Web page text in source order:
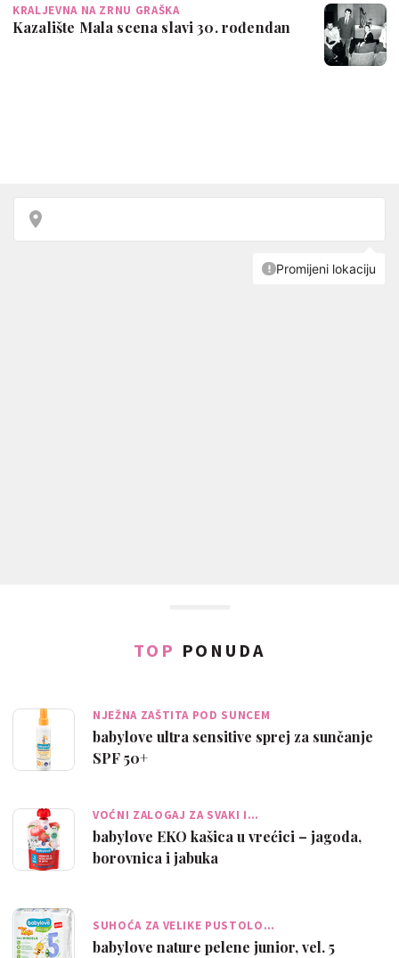
KRALJEVNA NA ZRNU GRAŠKA
Kazalište Mala scena slavi 30. rođendan
TOP PONUDA
NJEŽNA ZAŠTITA POD SUNCEM
babylove ultra sensitive sprej za sunčanje
SPF 50+
VOĆNI ZALOGAJ ZA SVAKI I…
babylove EKO kašica u vrećici – jagoda,
borovnica i jabuka
SUHOĆA ZA VELIKE PUSTOLO…
babylove nature pelene junior, vel. 5